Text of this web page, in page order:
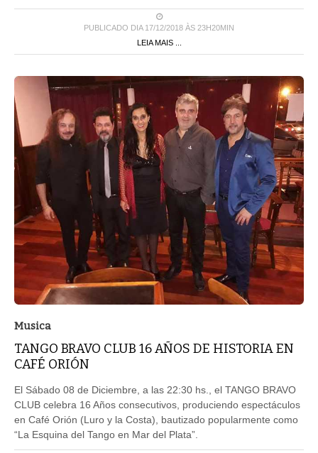
PUBLICADO DIA 17/12/2018 ÀS 23H20MIN
LEIA MAIS ...
Musica
TANGO BRAVO CLUB 16 AÑOS DE HISTORIA EN
CAFÉ ORIÓN
El Sábado 08 de Diciembre, a las 22:30 hs., el TANGO BRAVO
CLUB celebra 16 Años consecutivos, produciendo espectáculos
en Café Orión (Luro y la Costa), bautizado popularmente como
“La Esquina del Tango en Mar del Plata”.